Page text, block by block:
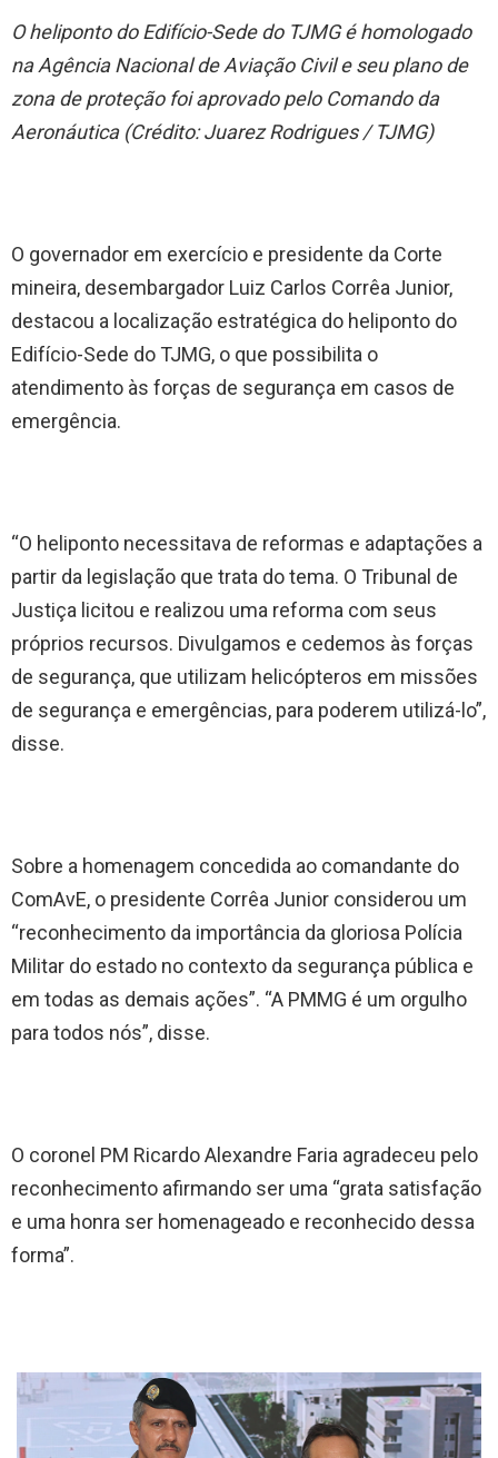
O heliponto do Edifício-Sede do TJMG é homologado
na Agência Nacional de Aviação Civil e seu plano de
zona de proteção foi aprovado pelo Comando da
Aeronáutica (Crédito: Juarez Rodrigues / TJMG)
O governador em exercício e presidente da Corte
mineira, desembargador Luiz Carlos Corrêa Junior,
destacou a localização estratégica do heliponto do
Edifício-Sede do TJMG, o que possibilita o
atendimento às forças de segurança em casos de
emergência.
“O heliponto necessitava de reformas e adaptações a
partir da legislação que trata do tema. O Tribunal de
Justiça licitou e realizou uma reforma com seus
próprios recursos. Divulgamos e cedemos às forças
de segurança, que utilizam helicópteros em missões
de segurança e emergências, para poderem utilizá-lo”,
disse.
Sobre a homenagem concedida ao comandante do
ComAvE, o presidente Corrêa Junior considerou um
“reconhecimento da importância da gloriosa Polícia
Militar do estado no contexto da segurança pública e
em todas as demais ações”. “A PMMG é um orgulho
para todos nós”, disse.
O coronel PM Ricardo Alexandre Faria agradeceu pelo
reconhecimento afirmando ser uma “grata satisfação
e uma honra ser homenageado e reconhecido dessa
forma”.